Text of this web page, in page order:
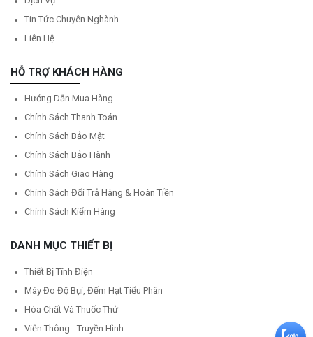
Tin Tức Chuyên Nghành
Liên Hệ
HỖ TRỢ KHÁCH HÀNG
Hướng Dẫn Mua Hàng
Chính Sách Thanh Toán
Chính Sách Bảo Mật
Chính Sách Bảo Hành
Chính Sách Giao Hàng
Chính Sách Đổi Trả Hàng & Hoàn Tiền
Chính Sách Kiểm Hàng
DANH MỤC THIẾT BỊ
Thiết Bị Tĩnh Điện
Máy Đo Độ Bụi, Đếm Hạt Tiểu Phân
Hóa Chất Và Thuốc Thử
Viễn Thông - Truyền Hình